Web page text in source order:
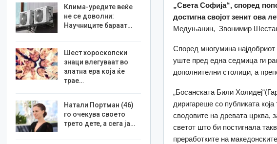
„Света Софија“,според
достигна својот зенит ова
Медуњанин, Звонимир
Според многумина
уште пред една седмица ги
дополнителни столици, а
„Босанската Били
диригареше со публиката
сводовите на древата црква,
светот што би постигнала
преработките на
Клима-уредите веќе
не се доволни:
Научниците бараат…
Шест хороскопски
знаци влегуваат во
златна ера која ќе
трае…
Натали Портман (46)
го очекува своето
трето дете, а сега ја…